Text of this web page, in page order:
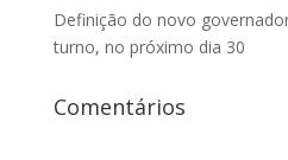
Definição do novo
turno, no próximo dia 30
Comentários